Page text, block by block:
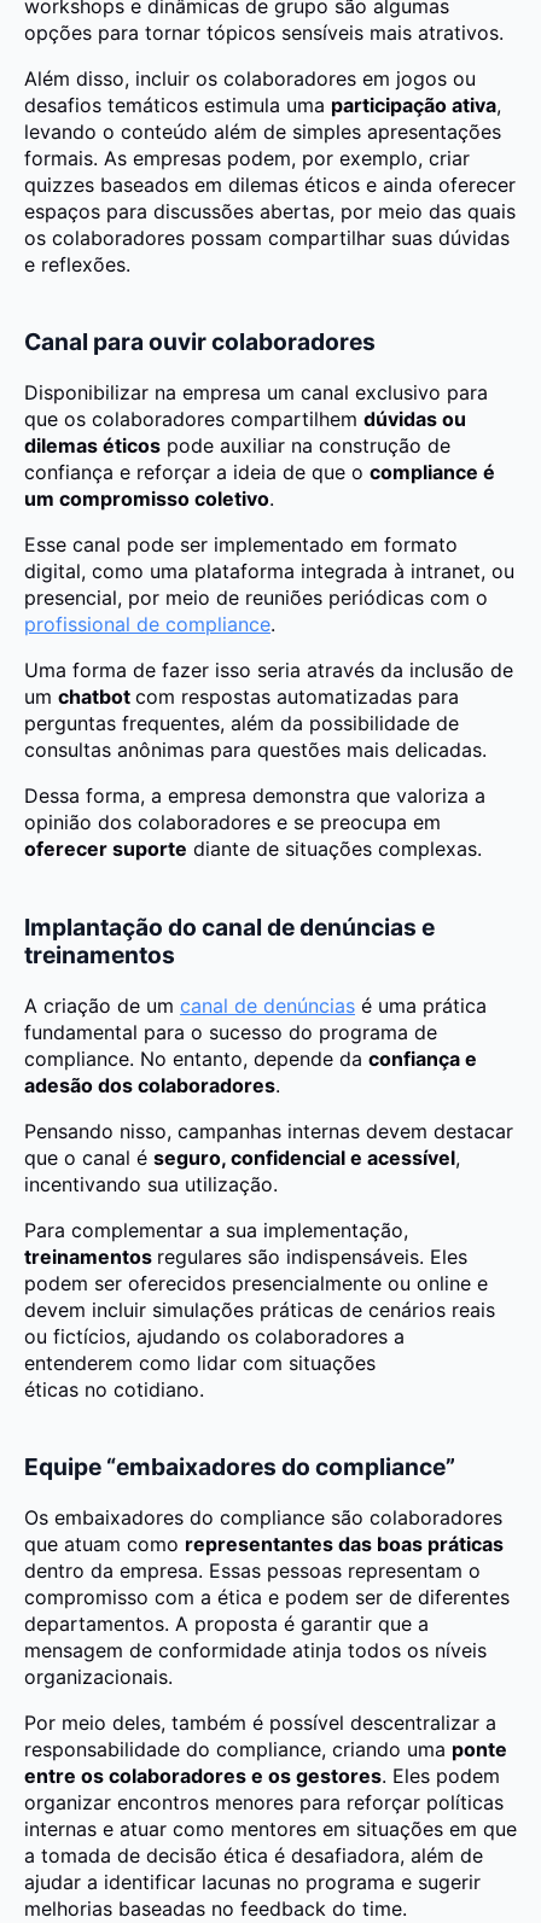
workshops e dinâmicas de grupo são algumas
opções para tornar tópicos sensíveis mais atrativos.
Além disso, incluir os colaboradores em jogos ou
desafios temáticos estimula uma participação ativa,
levando o conteúdo além de simples apresentações
formais. As empresas podem, por exemplo, criar
quizzes baseados em dilemas éticos e ainda oferecer
espaços para discussões abertas, por meio das quais
os colaboradores possam compartilhar suas dúvidas
e reflexões.
Canal para ouvir colaboradores
Disponibilizar na empresa um canal exclusivo para
que os colaboradores compartilhem dúvidas ou
dilemas éticos pode auxiliar na construção de
confiança e reforçar a ideia de que o compliance é
um compromisso coletivo.
Esse canal pode ser implementado em formato
digital, como uma plataforma integrada à intranet, ou
presencial, por meio de reuniões periódicas com o
profissional de compliance.
Uma forma de fazer isso seria através da inclusão de
um chatbot com respostas automatizadas para
perguntas frequentes, além da possibilidade de
consultas anônimas para questões mais delicadas.
Dessa forma, a empresa demonstra que valoriza a
opinião dos colaboradores e se preocupa em
oferecer suporte diante de situações complexas.
Implantação do canal de denúncias e
treinamentos
A criação de um canal de denúncias é uma prática
fundamental para o sucesso do programa de
compliance. No entanto, depende da confiança e
adesão dos colaboradores.
Pensando nisso, campanhas internas devem destacar
que o canal é seguro, confidencial e acessível,
incentivando sua utilização.
Para complementar a sua implementação,
treinamentos regulares são indispensáveis. Eles
podem ser oferecidos presencialmente ou online e
devem incluir simulações práticas de cenários reais
ou fictícios, ajudando os colaboradores a
entenderem como lidar com situações
éticas no cotidiano.
Equipe “embaixadores do compliance”
Os embaixadores do compliance são colaboradores
que atuam como representantes das boas práticas
dentro da empresa. Essas pessoas representam o
compromisso com a ética e podem ser de diferentes
departamentos. A proposta é garantir que a
mensagem de conformidade atinja todos os níveis
organizacionais.
Por meio deles, também é possível descentralizar a
responsabilidade do compliance, criando uma ponte
entre os colaboradores e os gestores. Eles podem
organizar encontros menores para reforçar políticas
internas e atuar como mentores em situações em que
a tomada de decisão ética é desafiadora, além de
ajudar a identificar lacunas no programa e sugerir
melhorias baseadas no feedback do time.